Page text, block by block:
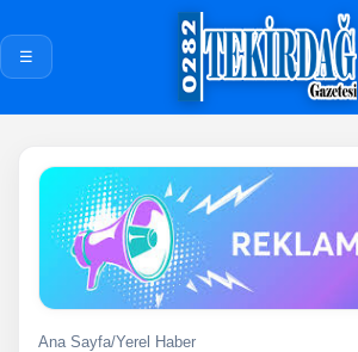
☰
Ana Sayfa/Yerel Haber